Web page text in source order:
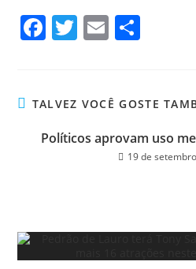
Fa
ok
T
er
E
TALVEZ VOCÊ GOSTE
Políticos aprovam uso
19 de